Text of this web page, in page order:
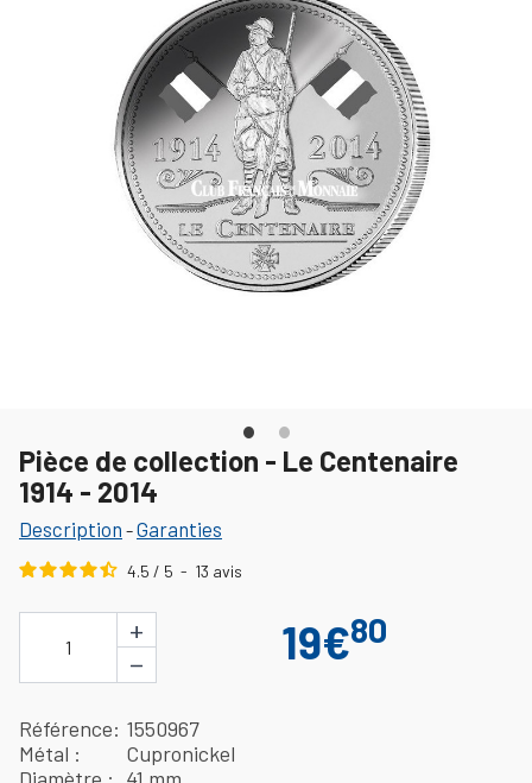
Pièce de collection - Le Centenaire
1914 - 2014
Description -Garanties
4.5 / 5 - 13 avis
1
+
−
19€80
Référence 1550967
Métal
Cupronickel